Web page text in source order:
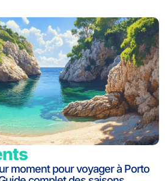
moment pour voyager à Porto